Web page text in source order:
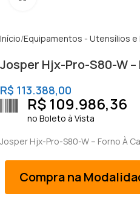
Início Equipamentos - Utensílios e
Josper Hjx-Pro-S80-W –
R$ 113.388,00
R$ 109.986,36
no Boleto à Vista
Josper Hjx-Pro-S80-W – Forno À
Compra na